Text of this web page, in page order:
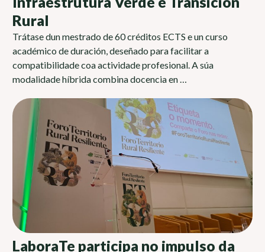
Rural
Trátase dun mestrado de 60 créditos ECTS e un curso
académico de duración, deseñado para facilitar a
compatibilidade coa actividade profesional. A súa
modalidade híbrida combina docencia en …
LaboraTe participa no impulso da